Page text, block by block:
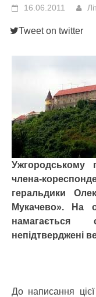
16.06.2011
Tweet on twitter
Ужгородському
члена-
геральдики
Мукачево». На
намагається
непідтверджені
До написання